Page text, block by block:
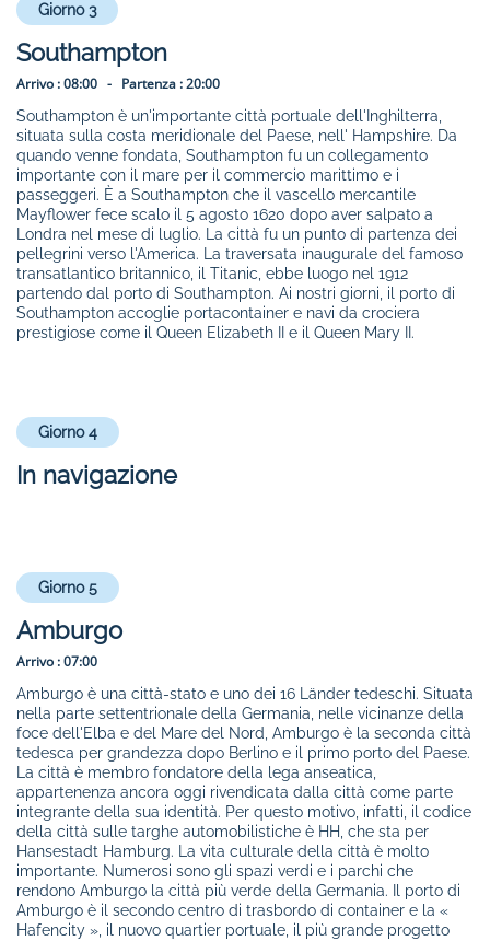
Giorno 3
Southampton
Arrivo :08:00 - Partenza :20:00
Southampton è un'importante città portuale dell'Inghilterra,
situata sulla costa meridionale del Paese, nell' Hampshire. Da
quando venne fondata, Southampton fu un collegamento
importante con il mare per il commercio marittimo e i
passeggeri. È a Southampton che il vascello mercantile
Mayflower fece scalo il 5 agosto 1620 dopo aver salpato a
Londra nel mese di luglio. La città fu un punto di partenza dei
pellegrini verso l'America. La traversata inaugurale del famoso
transatlantico britannico, il Titanic, ebbe luogo nel 1912
partendo dal porto di Southampton. Ai nostri giorni, il porto di
Southampton accoglie portacontainer e navi da crociera
prestigiose come il Queen Elizabeth II e il Queen Mary II.
Giorno 4
In navigazione
Giorno 5
Amburgo
Arrivo :07:00
Amburgo è una città-stato e uno dei 16 Länder tedeschi. Situata
nella parte settentrionale della Germania, nelle vicinanze della
foce dell'Elba e del Mare del Nord, Amburgo è la seconda città
tedesca per grandezza dopo Berlino e il primo porto del Paese.
La città è membro fondatore della lega anseatica,
appartenenza ancora oggi rivendicata dalla città come parte
integrante della sua identità. Per questo motivo, infatti, il codice
della città sulle targhe automobilistiche è HH, che sta per
Hansestadt Hamburg. La vita culturale della città è molto
importante. Numerosi sono gli spazi verdi e i parchi che
rendono Amburgo la città più verde della Germania. Il porto di
Amburgo è il secondo centro di trasbordo di container e la «
Hafencity », il nuovo quartier portuale, il più grande progetto